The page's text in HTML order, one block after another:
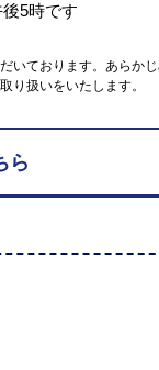
5時です
いております。あらかじ
り扱いをいたします。
ら